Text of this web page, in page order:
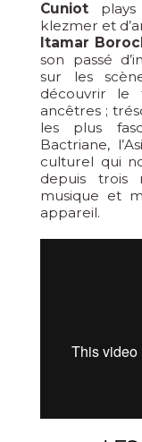
Cuniot
klezmer et
Itamar
son passé
sur les
découvrir le
ancêtres ;
les plus
Bactriane,
culturel qui
depuis trois
musique et
appareil.